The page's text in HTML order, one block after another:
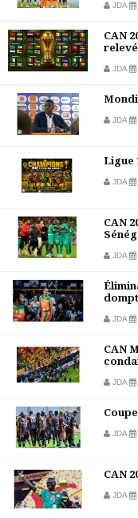
JDA
CAN
relevé
JDA
JDA
Ligue
JDA
CAN
JDA
JDA
CAN
JDA
JDA
CAN
JDA